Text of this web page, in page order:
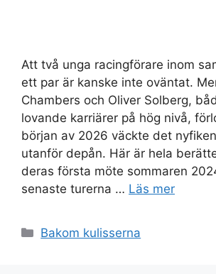
Att två unga racingförare inom
ett par är kanske inte oväntat.
Chambers och Oliver Solberg,
lovande karriärer på hög nivå,
början av 2026 väckte det
utanför depån. Här är hela
deras första möte sommaren
senaste turerna … Läs mer
Kategorier
Bakom kulisserna